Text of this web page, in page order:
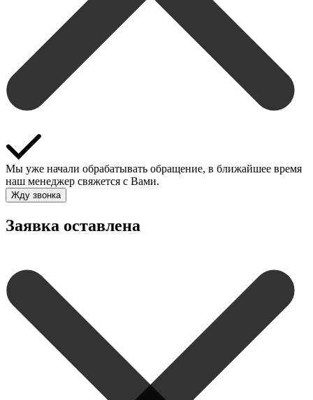
Мы уже начали обрабатывать обращение, в ближайшее время
наш менеджер свяжется с Вами.
Жду звонка
Заявка оставлена